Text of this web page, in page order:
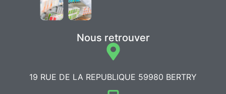
Nous retrouver
19 RUE DE LA REPUBLIQUE 59980 BERTRY